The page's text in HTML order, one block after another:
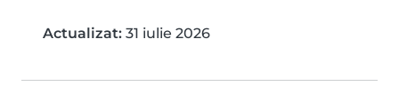
Actualizat: 31 iulie 2026